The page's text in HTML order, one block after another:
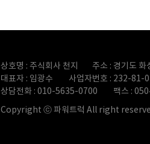
상호명 : 주식회사 천지
주소 : 경기도
대표자 : 임광수
사업자번호 : 232-81-
상담전화 : 010-5635-0700
팩스 :
Copyright ⓒ 파워트럭 All right